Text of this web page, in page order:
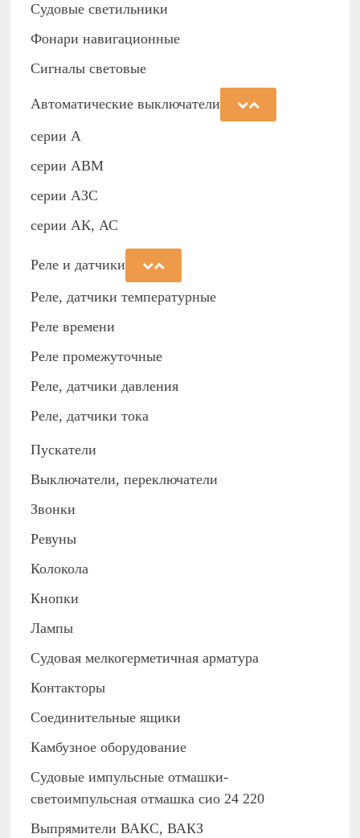
Судовые светильники
Фонари навигационные
Сигналы световые
Автоматические выключатели
серии А
серии АВМ
cерии АЗС
серии АК, АС
Реле и датчики
Реле, датчики температурные
Реле времени
Реле промежуточные
Реле, датчики давления
Реле, датчики тока
Пускатели
Выключатели, переключатели
Звонки
Ревуны
Колокола
Кнопки
Лампы
Судовая мелкогерметичная арматура
Контакторы
Соединительные ящики
Камбузное оборудование
Судовые импульсные отмашки-
светоимпульсная отмашка сио 24 220
Выпрямители ВАКС, ВАКЗ